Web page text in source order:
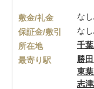
敷金/礼金
な
保証金/敷引
な
所在地
千
最寄り駅
勝
東
志